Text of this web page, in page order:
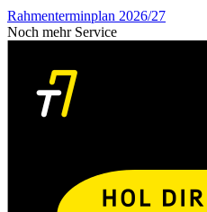
Rahmenterminplan 2026/27
Noch mehr Service